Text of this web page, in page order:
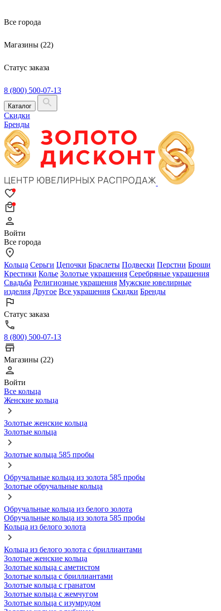
Все города
Магазины (22)
Статус заказа
8 (800) 500-07-13
Каталог
Скидки
Бренды
Войти
Все города
Кольца Серьги Цепочки Браслеты Подвески Перстни Броши
Крестики Колье Золотые украшения Серебряные украшения
Свадьба Религиозные украшения Мужские ювелирные
изделия Другое Все украшения Скидки Бренды
Статус заказа
8 (800) 500-07-13
Магазины (22)
Войти
Все кольца
Женские кольца
Золотые женские кольца
Золотые кольца
Золотые кольца 585 пробы
Обручальные кольца из золота 585 пробы
Золотые обручальные кольца
Обручальные кольца из белого золота
Обручальные кольца из золота 585 пробы
Кольца из белого золота
Кольца из белого золота с бриллиантами
Золотые женские кольца
Золотые кольца с аметистом
Золотые кольца с бриллиантами
Золотые кольца с гранатом
Золотые кольца с жемчугом
Золотые кольца с изумрудом